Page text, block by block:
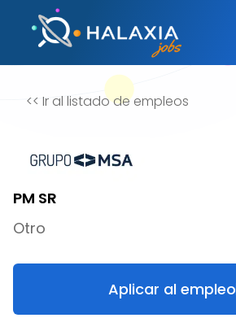
<< Ir al listado de empleos
PM SR
Otro
Aplicar al empleo